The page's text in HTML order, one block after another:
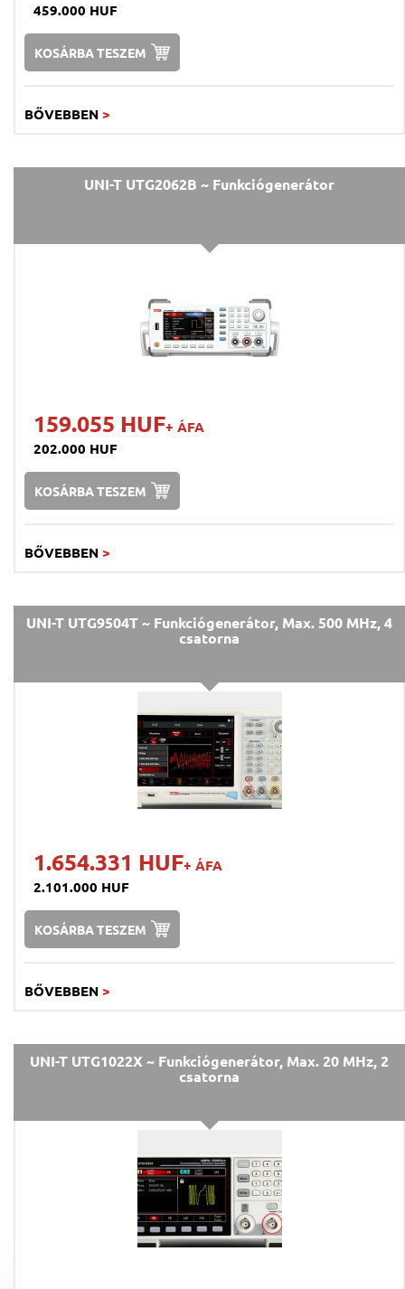
459.000 HUF
KOSÁRBA TESZEM
BŐVEBBEN >
UNI-T UTG2062B ~ Funkciógenerátor
159.055 HUF+ ÁFA
202.000 HUF
KOSÁRBA TESZEM
BŐVEBBEN >
UNI-T UTG9504T ~ Funkciógenerátor, Max. 500 MHz, 4
csatorna
1.654.331 HUF+ ÁFA
2.101.000 HUF
KOSÁRBA TESZEM
BŐVEBBEN >
UNI-T UTG1022X ~ Funkciógenerátor, Max. 20 MHz, 2
csatorna